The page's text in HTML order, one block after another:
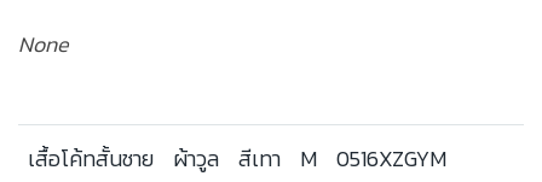
None
เสื้อโค้ทสั้นชาย ผ้าวูล สีเทา M 0516XZGYM